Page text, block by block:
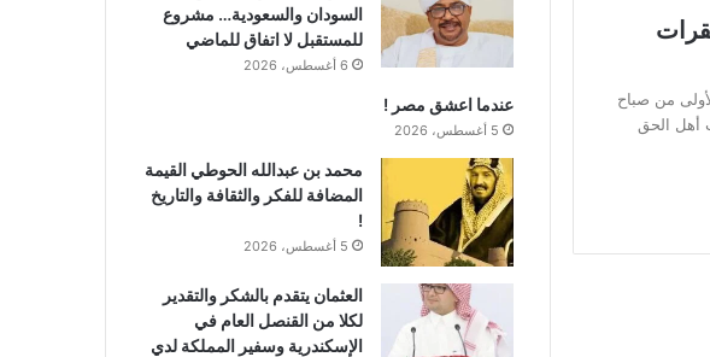
من صباح
أهل الحق
السودان والسعودية… مشروع
للمستقبل لا اتفاق للماضي
6 أغسطس، 2026
عندما اعشق مصر !
5 أغسطس، 2026
محمد بن عبدالله الحوطي القيمة
المضافة للفكر والثقافة والتاريخ
!
5 أغسطس، 2026
العثمان يتقدم بالشكر والتقدير
لكلا من القنصل العام في
الإسكندرية وسفير المملكة لدي